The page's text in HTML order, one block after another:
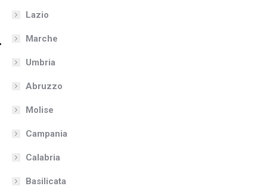
Lazio
Marche
Umbria
Abruzzo
Molise
Campania
Calabria
Basilicata